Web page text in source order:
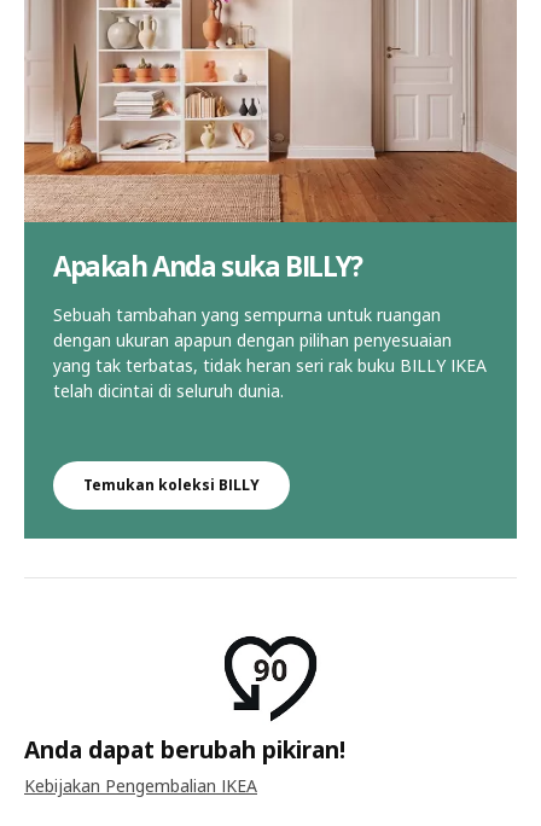
Apakah Anda suka BILLY?
Sebuah tambahan yang sempurna untuk ruangan
dengan ukuran apapun dengan pilihan penyesuaian
yang tak terbatas, tidak heran seri rak buku BILLY IKEA
telah dicintai di seluruh dunia.
Temukan koleksi BILLY
Anda dapat berubah pikiran!
Kebijakan Pengembalian IKEA